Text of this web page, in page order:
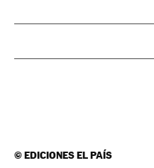
©EDICIONES EL PAÍS